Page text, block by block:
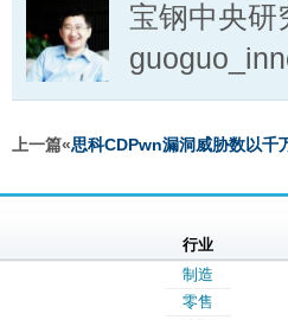
宝钢中央研
上一篇«思科CDPwn漏洞威胁数以千
行业
制造
零售